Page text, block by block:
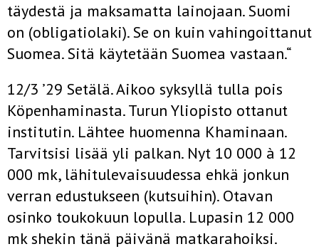
täydestä ja maksamatta lainojaan. Suomi
on (obligatiolaki). Se on kuin vahingoittanut
Suomea. Sitä käytetään Suomea vastaan.“
12/3 ’29 Setälä. Aikoo syksyllä tulla pois
Köpenhaminasta. Turun Yliopisto ottanut
institutin. Lähtee huomenna Khaminaan.
Tarvitsisi lisää yli palkan. Nyt 10 000 à 12
000 mk, lähitulevaisuudessa ehkä jonkun
verran edustukseen (kutsuihin). Otavan
osinko toukokuun lopulla. Lupasin 12 000
mk shekin tänä päivänä matkarahoiksi.